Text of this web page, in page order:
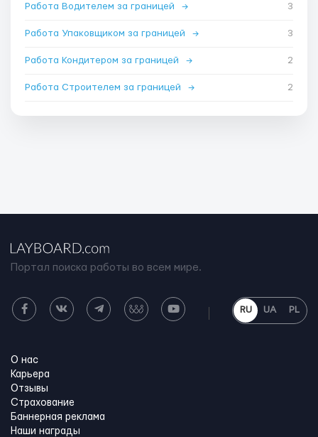
Работа Водителем за границей → 3
Работа Упаковщиком за границей → 3
Работа Кондитером за границей → 2
Работа Строителем за границей → 2
Портал поиска работы во всем мире.
RU UA PL
О нас
Карьера
Отзывы
Страхование
Баннерная реклама
Наши награды